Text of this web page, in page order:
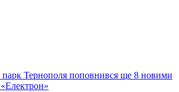
парк Тернополя поповнився ще 8 новими